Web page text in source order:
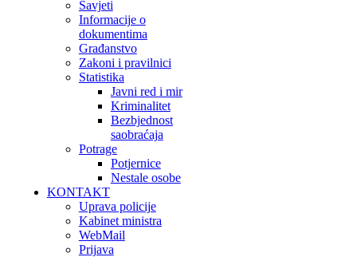
Savjeti
Informacije o
dokumentima
Građanstvo
Zakoni i pravilnici
Statistika
Javni red i mir
Kriminalitet
Bezbjednost
saobraćaja
Potrage
Potjernice
Nestale osobe
KONTAKT
Uprava policije
Kabinet ministra
WebMail
Prijava